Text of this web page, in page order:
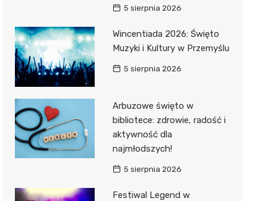
5 sierpnia 2026
Wincentiada 2026: Święto
Muzyki i Kultury w Przemyślu
5 sierpnia 2026
Arbuzowe święto w
bibliotece: zdrowie, radość i
aktywność dla
najmłodszych!
5 sierpnia 2026
Festiwal Legend w